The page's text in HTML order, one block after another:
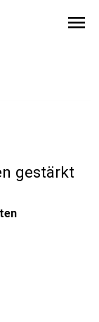
menu
gestärkt